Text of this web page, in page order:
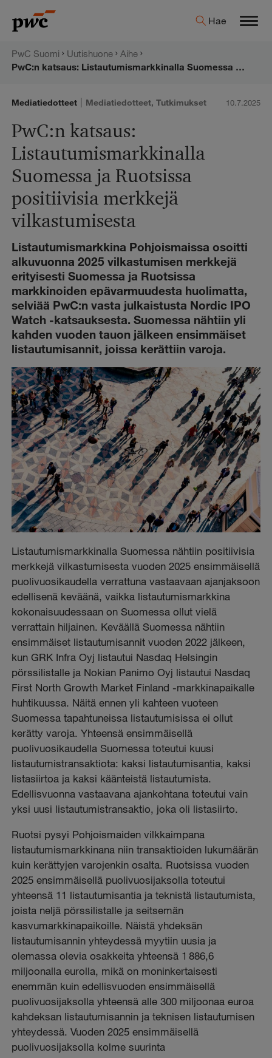
sisältöön
PwC:n
Hae
PwC Suomi Uutishuone
Aihe
PwC:n katsaus: Listautumismarkkinalla Suomessa ja Ruotsissa positiivisia merkkejä vilkastumisesta
Mediatiedotteet | Mediatiedotteet,Tutkimukset 10.7.2025
PwC:n katsaus:
Listautumismarkkinalla
Suomessa ja Ruotsissa
positiivisia merkkejä
vilkastumisesta
Listautumismarkkina Pohjoismaissa osoitti
alkuvuonna 2025 vilkastumisen merkkejä
erityisesti Suomessa ja Ruotsissa
markkinoiden epävarmuudesta huolimatta,
selviää PwC:n vasta julkaistusta Nordic IPO
Watch -katsauksesta. Suomessa nähtiin yli
kahden vuoden tauon jälkeen ensimmäiset
listautumisannit, joissa kerättiin varoja.
Listautumismarkkinalla Suomessa nähtiin positiivisia
merkkejä vilkastumisesta vuoden 2025 ensimmäisellä
puolivuosikaudella verrattuna vastaavaan ajanjaksoon
edellisenä keväänä, vaikka listautumismarkkina
kokonaisuudessaan on Suomessa ollut vielä
verrattain hiljainen. Keväällä Suomessa nähtiin
ensimmäiset listautumisannit vuoden 2022 jälkeen,
kun GRK Infra Oyj listautui Nasdaq Helsingin
pörssilistalle ja Nokian Panimo Oyj listautui Nasdaq
First North Growth Market Finland -markkinapaikalle
huhtikuussa. Näitä ennen yli kahteen vuoteen
Suomessa tapahtuneissa listautumisissa ei ollut
kerätty varoja. Yhteensä ensimmäisellä
puolivuosikaudella Suomessa toteutui kuusi
listautumistransaktiota: kaksi listautumisantia, kaksi
listasiirtoa ja kaksi käänteistä listautumista.
Edellisvuonna vastaavana ajankohtana toteutui vain
yksi uusi listautumistransaktio, joka oli listasiirto.
Ruotsi pysyi Pohjoismaiden vilkkaimpana
listautumismarkkinana niin transaktioiden lukumäärän
kuin kerättyjen varojenkin osalta. Ruotsissa vuoden
2025 ensimmäisellä puolivuosijaksolla toteutui
yhteensä 11 listautumisantia ja teknistä listautumista,
joista neljä pörssilistalle ja seitsemän
kasvumarkkinapaikoille. Näistä yhdeksän
listautumisannin yhteydessä myytiin uusia ja
olemassa olevia osakkeita yhteensä 1 886,6
miljoonalla eurolla, mikä on moninkertaisesti
enemmän kuin edellisvuoden ensimmäisellä
puolivuosijaksolla yhteensä alle 300 miljoonaa euroa
kahdeksan listautumisannin ja teknisen listautumisen
yhteydessä. Vuoden 2025 ensimmäisellä
puolivuosijaksolla kolme suurinta